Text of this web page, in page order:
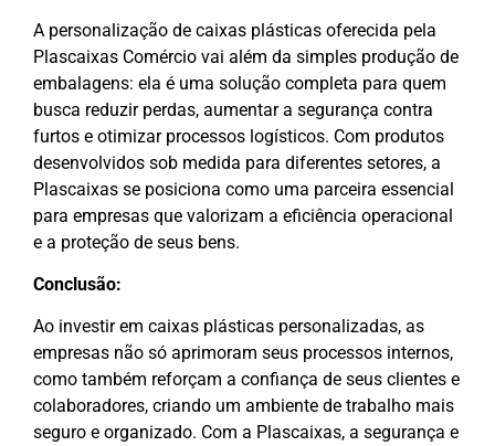
A personalização de caixas plásticas oferecida pela
Plascaixas Comércio vai além da simples produção de
embalagens: ela é uma solução completa para quem
busca reduzir perdas, aumentar a segurança contra
furtos e otimizar processos logísticos. Com produtos
desenvolvidos sob medida para diferentes setores, a
Plascaixas se posiciona como uma parceira essencial
para empresas que valorizam a eficiência operacional
e a proteção de seus bens.
Conclusão:
Ao investir em caixas plásticas personalizadas, as
empresas não só aprimoram seus processos internos,
como também reforçam a confiança de seus clientes e
colaboradores, criando um ambiente de trabalho mais
seguro e organizado. Com a Plascaixas, a segurança e